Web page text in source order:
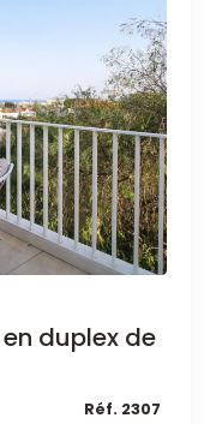
duplex de
Réf. 2307